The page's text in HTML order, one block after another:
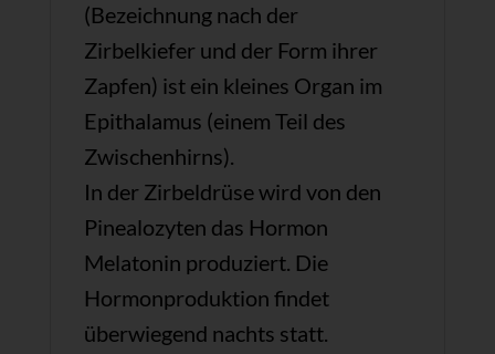
(Bezeichnung nach der
Zirbelkiefer und der Form ihrer
Zapfen) ist ein kleines Organ im
Epithalamus (einem Teil des
Zwischenhirns).
In der Zirbeldrüse wird von den
Pinealozyten das Hormon
Melatonin produziert. Die
Hormonproduktion findet
überwiegend nachts statt.